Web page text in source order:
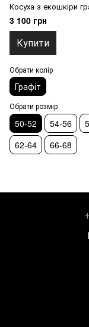
Косуха з екошкіри
3 100 грн
Купити
Обрати колір
Графіт
Обрати розмір
50-52 54-56
62-64
66-68